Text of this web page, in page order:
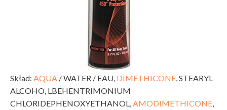
Skład: AQUA / WATER / EAU, DIMETHICONE , STEARYL
ALCOHO, LBEHENTRIMONIUM
CHLORIDEPHENOXYETHANOL, AMODIMETHICONE